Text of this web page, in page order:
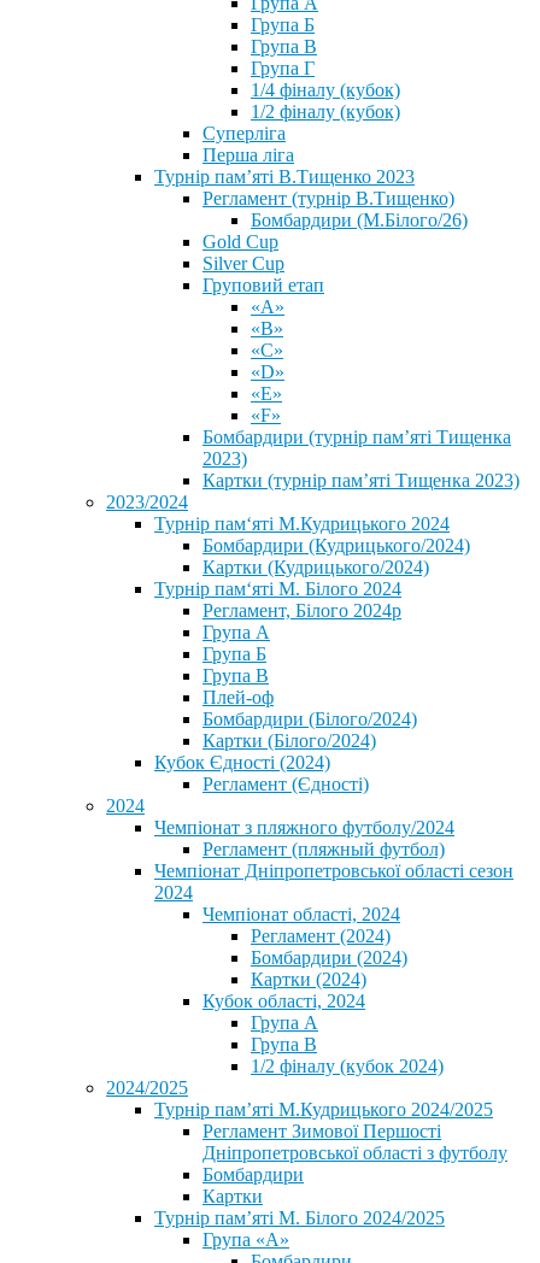
Група Б
Група В
Група Г
1/4 фіналу (кубок)
1/2 фіналу (кубок)
Суперліга
Перша ліга
Турнір пам’яті В.Тищенко 2023
Регламент (турнір В.Тищенко)
Бомбардири (М.Білого/26)
Gold Cup
Silver Cup
Груповий етап
«А»
«В»
«С»
«D»
«Е»
«F»
Бомбардири (турнір пам’яті Тищенка
2023)
Картки (турнір пам’яті Тищенка 2023)
2023/2024
⁨Турнір пам‘яті М.Кудрицького 2024
Бомбардири (Кудрицького/2024)
Картки (Кудрицького/2024)
⁨Турнір пам‘яті М. Білого 2024⁩
Регламент, Білого 2024р
Група А
Група Б
Група В
Плей-оф
Бомбардири (Білого/2024)
Картки (Білого/2024)
Кубок Єдності (2024)
Регламент (Єдності)
2024
Чемпіонат з пляжного футболу/2024
Регламент (пляжный футбол)
Чемпіонат Дніпропетровської області сезон
2024
Чемпіонат області, 2024
Регламент (2024)
Бомбардири (2024)
Картки (2024)
Кубок області, 2024
Група А
Група В
1/2 фіналу (кубок 2024)
2024/2025
Турнір пам’яті М.Кудрицького 2024/2025
Регламент Зимової Першості
Дніпропетровської області з футболу
Бомбардири
Картки
Турнір пам’яті М. Білого 2024/2025
Група «А»